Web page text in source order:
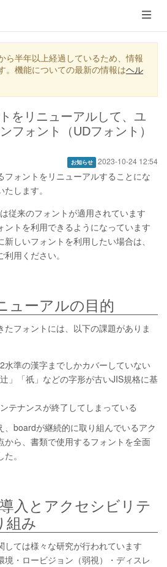
メ
ニ
ュ
ー
ら半年以上経過しているため、情報
。機能についての最新の情報はヘル
をリニューアルして、ユ
フォント（UDフォント）
お知らせ 2023-10-24 12:54
フォントをリニューアルすることにな
します。
従来のフォントが適用されています
ントを利用できるようになっています
しいフォントを利用したい場合は、
用ください。
ューアルの目的
フォントには、以下の課題がありま
水準の漢字までしかカバーしていない
」「祇」などの字形が古いJIS規格に基
テナンスが終了してしまっている
、boardが継続的に取り組んでいるアク
から、書類で使用するフォントを全面
。
入とアクセシビリテ
組み
しては様々な研究が行われています
境・ロービジョン（弱視）・ディスレ